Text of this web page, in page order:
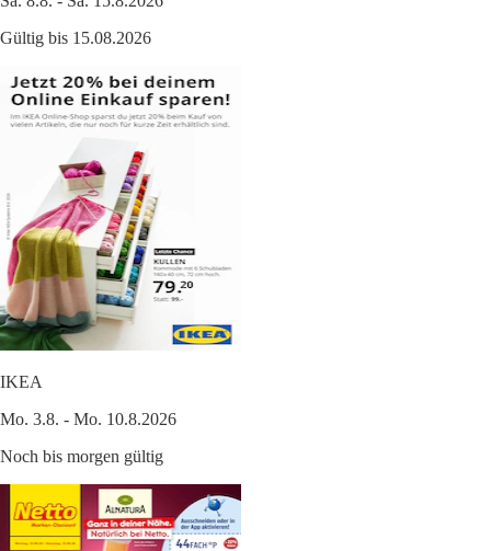
Gültig bis 15.08.2026
IKEA
Mo. 3.8. - Mo. 10.8.2026
Noch bis morgen gültig